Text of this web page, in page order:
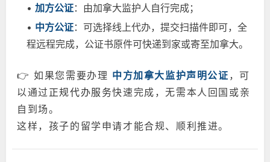
• 加方公证：由加拿大监护人自行完成；
• 中方公证：可选择线上代办，提交扫描件即可，全
程远程完成，公证书原件可快递到家或寄至加拿大。
👉 如果您需要办理 中方加拿大监护声明公证 ，可
以通过 正规代办服务快速完成，无需本人回国或亲
自到场。
这样，孩子的留学申请才能合规、顺利推进。